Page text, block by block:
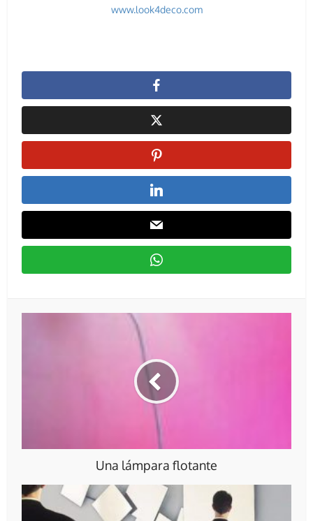
www.look4deco.com
Una lámpara flotante